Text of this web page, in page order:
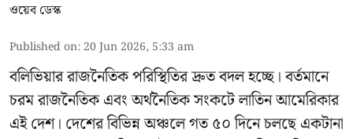
ওয়েব ডেস্ক
Published on: 20 Jun 2026, 5:33 am
বলিভিয়ার রাজনৈতিক পরিস্থিতির দ্রুত বদল হচ্ছে। বর্তমানে
চরম রাজনৈতিক এবং অর্থনৈতিক সংকটে লাতিন আমেরিকার
এই দেশ। দেশের বিভিন্ন অঞ্চলে গত ৫০ দিনে চলছে একটানা